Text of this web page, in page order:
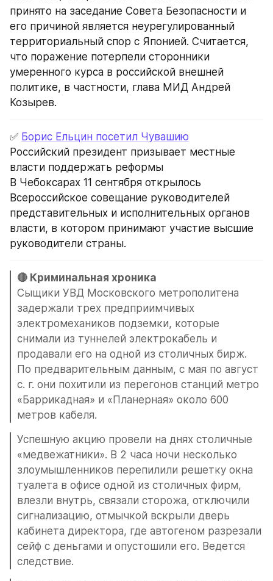
принято на заседание Совета Безопасности и
его причиной является неурегулированный
территориальный спор с Японией. Считается,
что поражение потерпели сторонники
умеренного курса в российской внешней
политике, в частности, глава МИД Андрей
Козырев.
✅ Борис Ельцин посетил Чувашию
Российский президент призывает местные
власти поддержать реформы
В Чебоксарах 11 сентября открылось
Всероссийское совещание руководителей
представительных и исполнительных органов
власти, в котором принимают участие высшие
руководители страны.
Сыщики УВД Московского метрополитена
задержали трех предприимчивых
электромехаников подземки, которые
снимали из туннелей электрокабель и
продавали его на одной из столичных бирж.
По предварительным данным, с мая по август
с. г. они похитили из перегонов станций метро
«Баррикадная» и «Планерная» около 600
метров кабеля.
Успешную акцию провели на днях столичные
«медвежатники». В 2 часа ночи несколько
злоумышленников перепилили решетку окна
туалета в офисе одной из столичных фирм,
влезли внутрь, связали сторожа, отключили
сигнализацию, отмычкой вскрыли дверь
кабинета директора, где автогеном разрезали
сейф с деньгами и опустошили его. Ведется
следствие.